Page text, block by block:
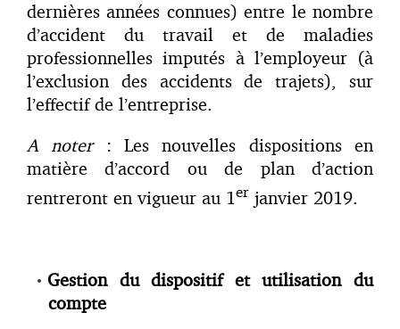
dernières années connues) entre le nombre
d’accident du travail et de maladies
professionnelles imputés à l’employeur (à
l’exclusion des accidents de trajets), sur
l’effectif de l’entreprise.
A noter: Les nouvelles dispositions en
matière d’accord ou de plan d’action
rentreront en vigueur au 1 er janvier 2019.
Gestion du dispositif et utilisation du
compte